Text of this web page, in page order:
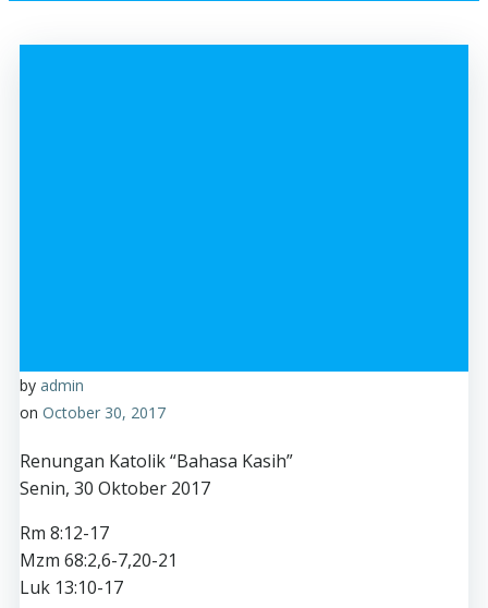
by admin
on October 30, 2017
Renungan Katolik “Bahasa Kasih”
Senin, 30 Oktober 2017
Rm 8:12-17
Mzm 68:2,6-7,20-21
Luk 13:10-17